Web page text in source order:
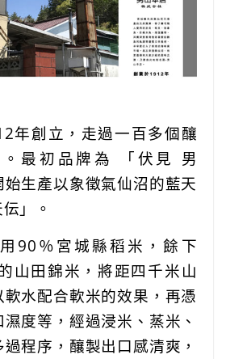
年創立，走過一百多個釀
最初品牌為 「伏見 男
生產以象徵氣仙沼的藍天
」。
用90％宮城縣稻米，餘下
山田錦米，將距四千米山
水配合軟米的效果，再憑
度等，經過浸米、蒸米、
程序，釀製出口感清爽，